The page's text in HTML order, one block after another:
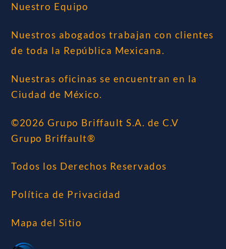
Nuestro Equipo
Nuestros abogados trabajan con clientes
de toda la República Mexicana.
Nuestras oficinas se encuentran en la
Ciudad de México.
©2026 Grupo Briffault S.A. de C.V
Grupo Briffault®
Todos los Derechos Reservados
Política de Privacidad
Mapa del Sitio